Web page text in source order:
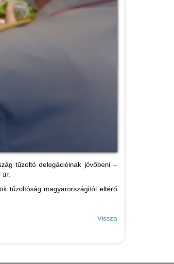
tűzoltó delegációinak jövőbeni –
tűzoltóság magyarországitól eltérő
Vissza